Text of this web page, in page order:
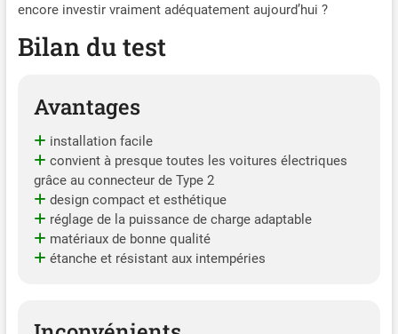
encore investir vraiment adéquatement aujourd’hui ?
Bilan du test
Avantages
installation facile
convient à presque toutes les voitures électriques
grâce au connecteur de Type 2
design compact et esthétique
réglage de la puissance de charge adaptable
matériaux de bonne qualité
étanche et résistant aux intempéries